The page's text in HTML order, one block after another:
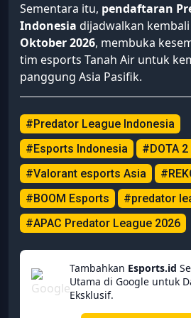
Sementara itu, pendaftaran
Indonesia dijadwalkan
Oktober 2026, membuka
tim esports Tanah Air untuk
panggung Asia Pasifik.
#Predator League Indonesia
#Esports Indonesia
#DOTA
#Valorant esports Asia
#BOOM Esports
#predator
#APAC Predator League 2026
Tambahkan Esports.id
Utama di Google untuk
Eksklusif.